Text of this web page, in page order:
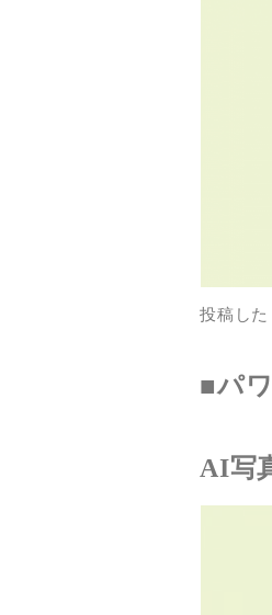
投稿した
■パ
AI写